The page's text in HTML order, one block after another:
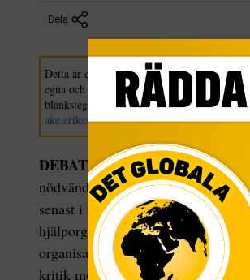
Dela
Detta är en argumenterande debattartikel
egna och inte tidningens. Vill du också
blanksteg och debattartiklar om nya
ake.eriksson@tidningenglobal.se
DEBATT |I över ett år har kriget
nödvändigt en vapenvila är, för att
senast i förra veckan har Israel
hjälporganisation Unrwa att
organisationen från all form av
kritik mot Israel. Omvärlden